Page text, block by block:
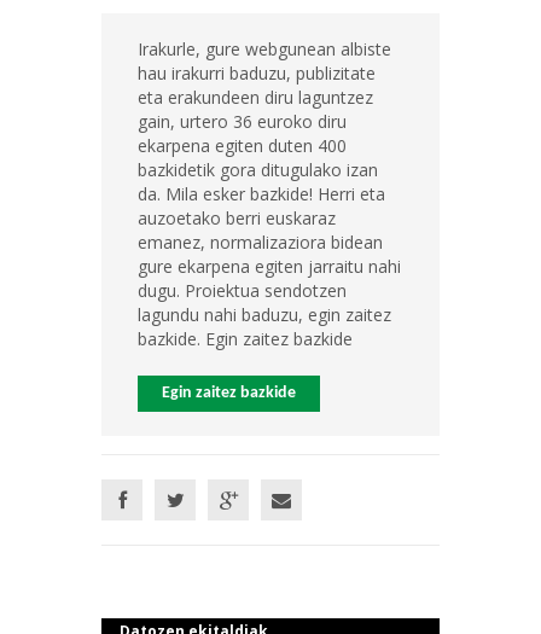
Irakurle, gure webgunean albiste
hau irakurri baduzu, publizitate
eta erakundeen diru laguntzez
gain, urtero 36 euroko diru
ekarpena egiten duten 400
bazkidetik gora ditugulako izan
da. Mila esker bazkide! Herri eta
auzoetako berri euskaraz
emanez, normalizaziora bidean
gure ekarpena egiten jarraitu nahi
dugu. Proiektua sendotzen
lagundu nahi baduzu, egin zaitez
bazkide. Egin zaitez bazkide
Egin zaitez bazkide